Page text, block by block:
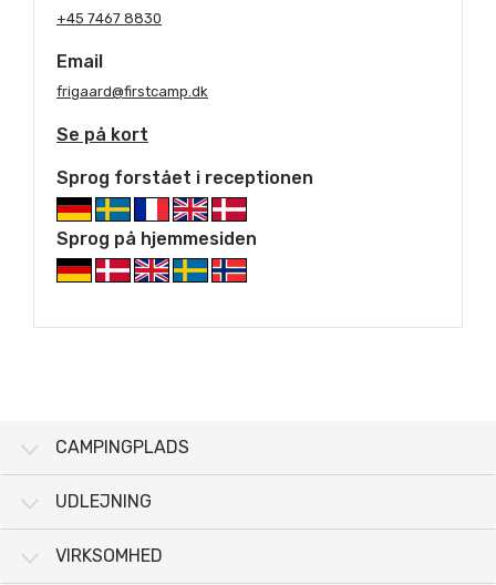
+45 7467 8830
Email
frigaard@firstcamp.dk
Se på kort
Sprog forstået i receptionen
Sprog på hjemmesiden
CAMPINGPLADS
UDLEJNING
VIRKSOMHED